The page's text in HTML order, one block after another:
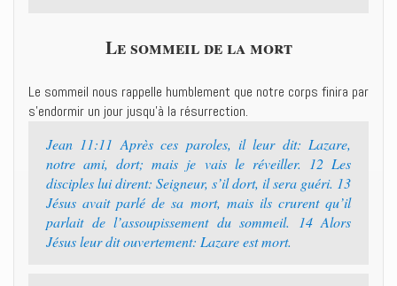
Le sommeil de la mort
Le sommeil nous rappelle humblement que notre corps finira par
s’endormir un jour jusqu’à la résurrection.
Jean 11:11 Après ces paroles, il leur dit: Lazare,
notre ami, dort; mais je vais le réveiller. 12 Les
disciples lui dirent: Seigneur, s’il dort, il sera guéri. 13
Jésus avait parlé de sa mort, mais ils crurent qu’il
parlait de l’assoupissement du sommeil. 14 Alors
Jésus leur dit ouvertement: Lazare est mort.